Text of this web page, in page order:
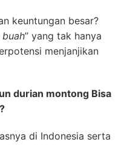
keuntungan besar?
” yang tak hanya
menjanjikan
durian montong Bisa
di Indonesia serta